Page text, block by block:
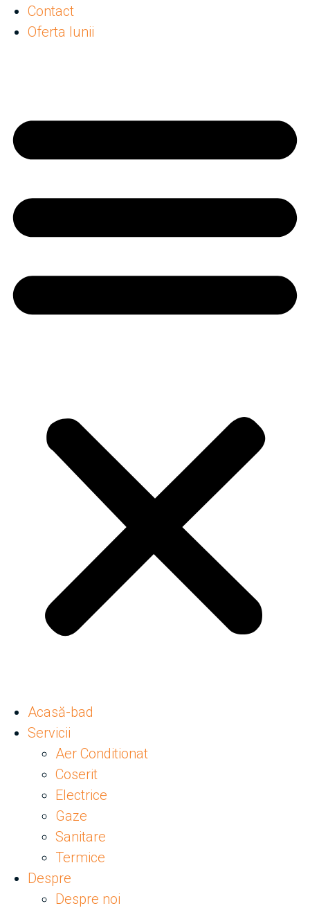
Contact
Oferta lunii
Acasă-bad
Servicii
Aer Conditionat
Coserit
Electrice
Gaze
Sanitare
Termice
Despre
Despre noi